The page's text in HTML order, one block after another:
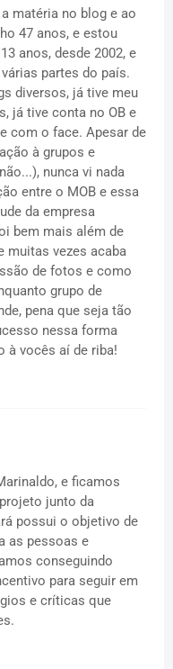
matéria no blog e ao
47 anos, e estou
anos, desde 2002, e
partes do país.
diversos, já tive meu
já tive conta no OB e
com o face. Apesar de
à grupos e
nunca vi nada
entre o MOB e essa
da empresa
bem mais além de
muitas vezes acaba
de fotos e como
grupo de
pena que seja tão
nessa forma
à vocês aí de riba!
e ficamos
junto da
possui o objetivo de
as pessoas e
conseguindo
para seguir em
e críticas que